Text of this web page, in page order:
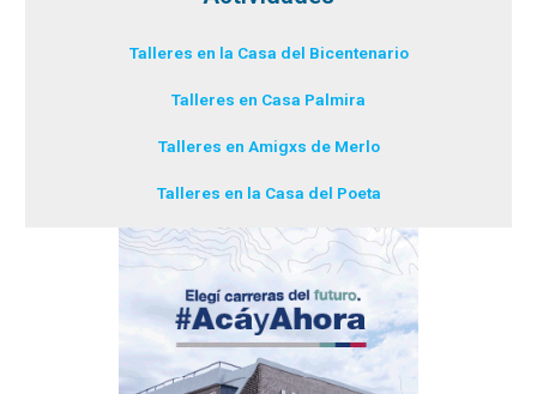
Talleres en la Casa del Bicentenario
Talleres en Casa Palmira
Talleres en Amigxs de Merlo
Talleres en la Casa del Poeta